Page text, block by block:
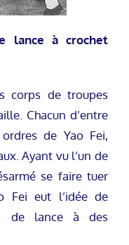
lance à crochet
corps de troupes
Chacun d’entre
de Yao Fei,
Ayant vu l’un de
se faire tuer
Fei eut l’idée de
de lance à des